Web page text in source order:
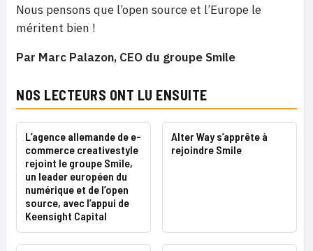
Nous pensons que l’open source et l’Europe le
méritent bien !
Par Marc Palazon, CEO du groupe Smile
NOS LECTEURS ONT LU ENSUITE
L’agence allemande de e-
commerce creativestyle
rejoint le groupe Smile,
un leader européen du
numérique et de l’open
source, avec l’appui de
Keensight Capital
Alter Way s’apprête à
rejoindre Smile